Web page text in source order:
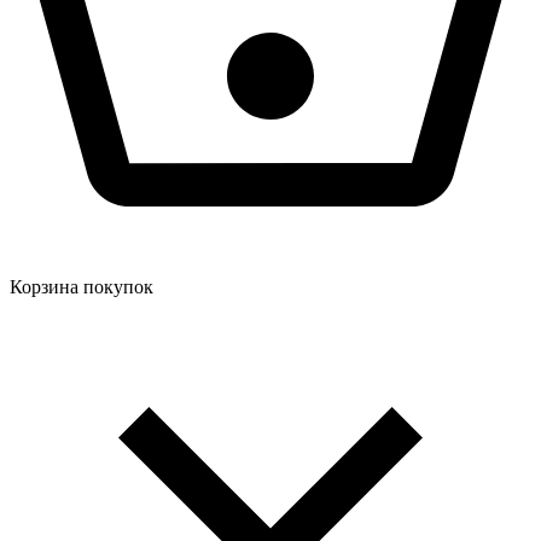
Корзина покупок